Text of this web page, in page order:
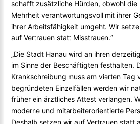
schafft zusätzliche Hürden, obwohl die
Mehrheit verantwortungsvoll mit ihrer
ihrer Arbeitsfähigkeit umgeht. Wir
auf Vertrauen statt Misstrauen.“
„Die Stadt Hanau wird an ihren
im Sinne der Beschäftigten festhalten.
Krankschreibung muss am vierten Tag
begründeten Einzelfällen werden wir
früher ein ärztliches Attest verlangen.
moderne und mitarbeiterorientierte
Deshalb setzen wir auf Vertrauen statt